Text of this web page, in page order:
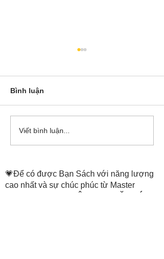
Cô Hoa Duong chia sẻ
Bình luận
Viết bình luận...
💗Để có được Bạn Sách với năng lượng
cao nhất và sự chúc phúc từ Master